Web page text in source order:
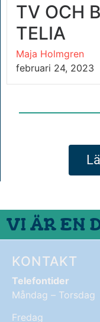
TV OCH
TELIA
Maja Holmgren
februari 24, 2023
VI ÄR EN
KONTAKT
Telefontider
Måndag – Torsdag
Fredag